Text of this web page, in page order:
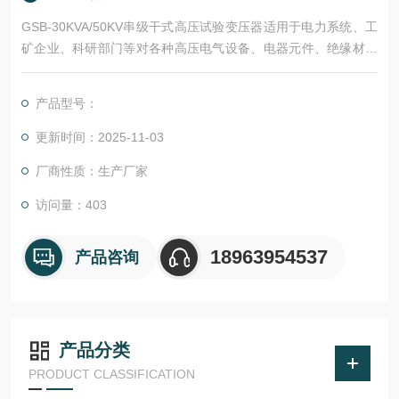
GSB-30KVA/50KV串级干式高压试验变压器适用于电力系统、工
矿企业、科研部门等对各种高压电气设备、电器元件、绝缘材料
进行工频或直流高压下的绝缘强度试验。
产品型号：
更新时间：2025-11-03
厂商性质：生产厂家
访问量：403
产品咨询 18963954537
产品分类
PRODUCT CLASSIFICATION